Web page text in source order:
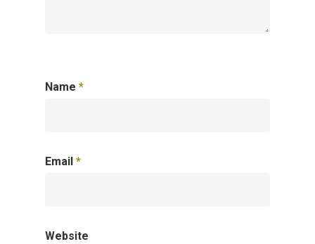
Name *
Email *
Website